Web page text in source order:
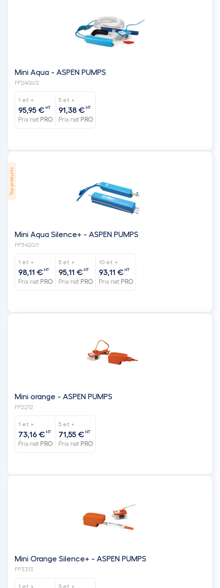
Mini Aqua - ASPEN PUMPS
FP2406/2
1 et +
95,95 € HT
Prix net PRO
5 et +
91,38 € HT
Prix net PRO
Top produits
Mini Aqua Silence+ - ASPEN PUMPS
FP3420/1
1 et +
98,11 € HT
Prix net PRO
5 et +
95,11 € HT
Prix net PRO
10 et +
93,11 € HT
Prix net PRO
Mini orange - ASPEN PUMPS
FP2212
1 et +
73,16 € HT
Prix net PRO
5 et +
71,55 € HT
Prix net PRO
Mini Orange Silence+ - ASPEN PUMPS
FP3313
1 et + 5 et +